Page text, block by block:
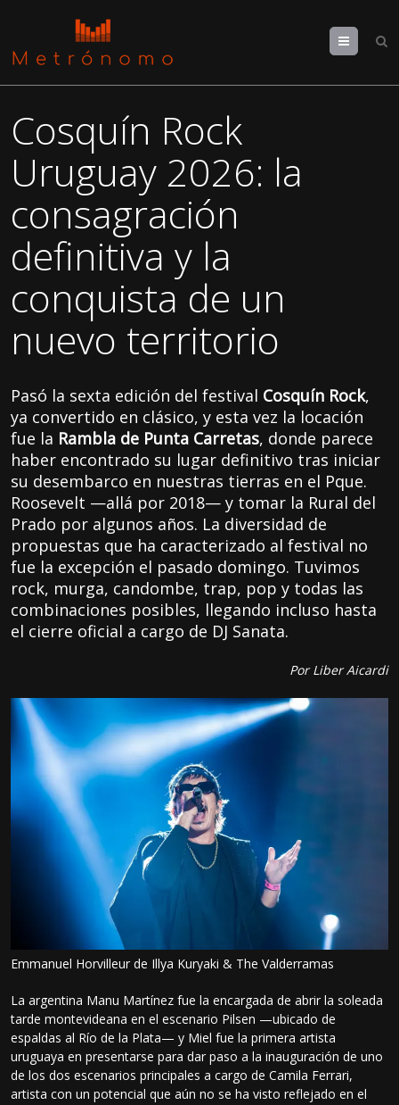
Menu
Cosquín Rock
Uruguay 2026: la
consagración
definitiva y la
conquista de un
nuevo territorio
Pasó la sexta edición del festival Cosquín Rock,
ya convertido en clásico, y esta vez la locación
fue la Rambla de Punta Carretas, donde parece
haber encontrado su lugar definitivo tras iniciar
su desembarco en nuestras tierras en el Pque.
Roosevelt —allá por 2018— y tomar la Rural del
Prado por algunos años. La diversidad de
propuestas que ha caracterizado al festival no
fue la excepción el pasado domingo. Tuvimos
rock, murga, candombe, trap, pop y todas las
combinaciones posibles, llegando incluso hasta
el cierre oficial a cargo de DJ Sanata.
Por Liber Aicardi
Emmanuel Horvilleur de Illya Kuryaki & The Valderramas
La argentina Manu Martínez fue la encargada de abrir la soleada
tarde montevideana en el escenario Pilsen —ubicado de
espaldas al Río de la Plata— y Miel fue la primera artista
uruguaya en presentarse para dar paso a la inauguración de uno
de los dos escenarios principales a cargo de Camila Ferrari,
artista con un potencial que aún no se ha visto reflejado en el